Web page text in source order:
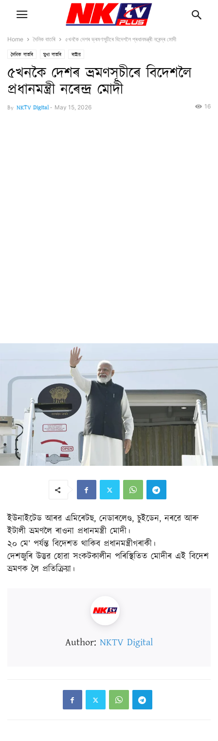
Home দৈনিক বাতৰি ‍‍৫খনকৈ দেশৰ ভ্ৰমণসূচীৰে বিদেশলৈ প্ৰধানমন্ত্ৰী নৰেন্দ্ৰ মোদী
দৈনিক বাতৰি মুখ্য বাতৰি ৰাষ্ট্ৰীয়
‍‍৫খনকৈ দেশৰ ভ্ৰমণসূচীৰে বিদেশলৈ
প্ৰধানমন্ত্ৰী নৰেন্দ্ৰ মোদী
By NKTV Digital- May 15, 2026 16
ইউনাইটেড আৰৱ এমিৰেটছ, নেডাৰলেণ্ড, চুইডেন, নৰৱে আৰু
ইটালী ভ্ৰমণলৈ ৰাওনা প্ৰধানমন্ত্ৰী মোদী।
২০ মে’ পৰ্যন্ত বিদেশত থাকিব প্ৰধানমন্ত্ৰীগৰাকী।
দেশজুৰি উদ্ভৱ হোৱা সংকটকালীন পৰিস্থিতিত মোদীৰ এই বিদেশ
ভ্ৰমণক লৈ প্ৰতিক্ৰিয়া।
Author: NKTV Digital